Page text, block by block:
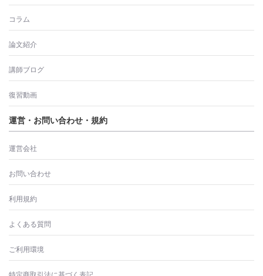
コラム
論文紹介
講師ブログ
復習動画
運営・お問い合わせ・規約
運営会社
お問い合わせ
利用規約
よくある質問
ご利用環境